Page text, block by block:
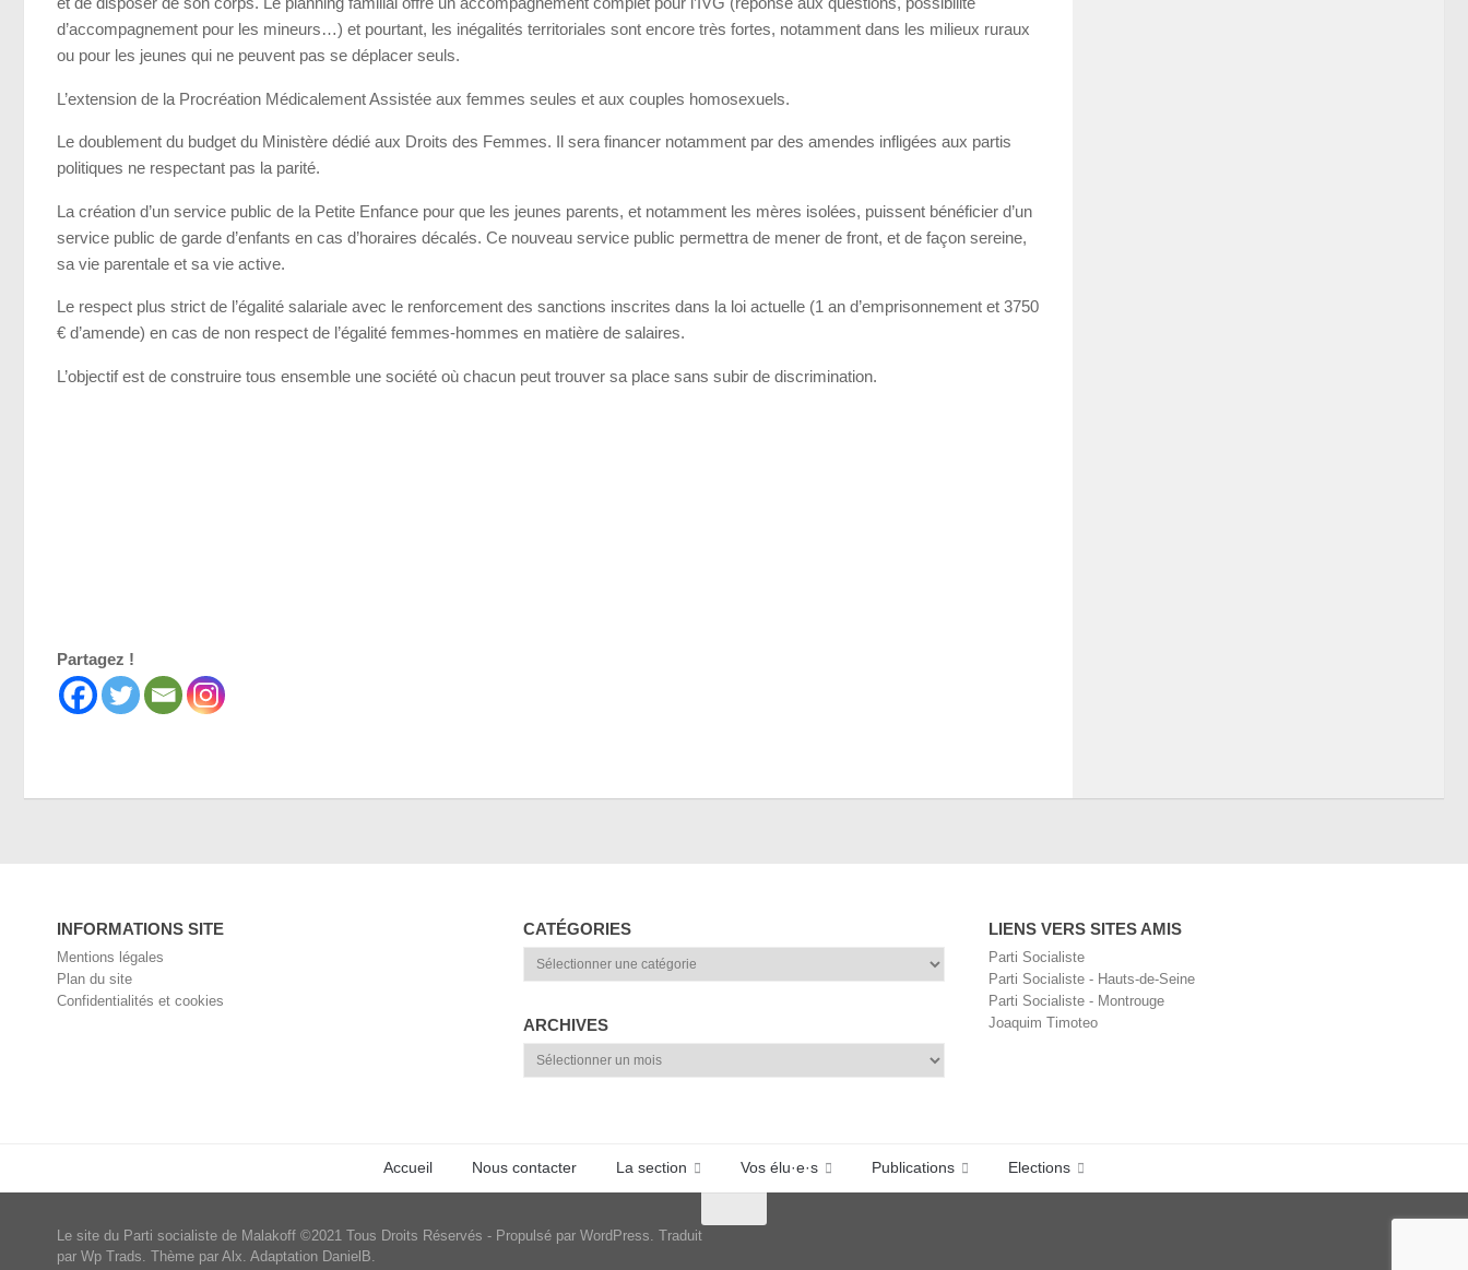
d’accompagnement pour les mineurs…) et pourtant, les inégalités territoriales sont encore très fortes, notamment dans les milieux ruraux
ou pour les jeunes qui ne peuvent pas se déplacer seuls.
L’extension de la Procréation Médicalement Assistée aux femmes seules et aux couples homosexuels.
Le doublement du budget du Ministère dédié aux Droits des Femmes. Il sera financer notamment par des amendes infligées aux partis
politiques ne respectant pas la parité.
La création d’un service public de la Petite Enfance pour que les jeunes parents, et notamment les mères isolées, puissent bénéficier d’un
service public de garde d’enfants en cas d’horaires décalés. Ce nouveau service public permettra de mener de front, et de façon sereine,
sa vie parentale et sa vie active.
Le respect plus strict de l’égalité salariale avec le renforcement des sanctions inscrites dans la loi actuelle (1 an d’emprisonnement et 3750
€ d’amende) en cas de non respect de l’égalité femmes-hommes en matière de salaires.
L’objectif est de construire tous ensemble une société où chacun peut trouver sa place sans subir de discrimination.
Partagez !
INFORMATIONS SITE
Mentions légales
Plan du site
Confidentialités et cookies
CATÉGORIES
Catégories
ARCHIVES
Archives
LIENS VERS SITES AMIS
Parti Socialiste
Parti Socialiste - Hauts-de-Seine
Parti Socialiste - Montrouge
Joaquim Timoteo
Accueil Nous contacter La section Vos élu·e·s Publications Elections
Le site du Parti socialiste de Malakoff ©2021 Tous Droits Réservés - Propulsé par WordPress. Traduit
par Wp Trads. Thème par Alx. Adaptation DanielB.